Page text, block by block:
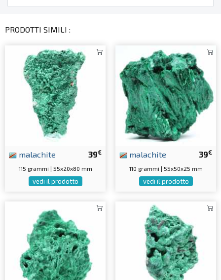
PRODOTTI SIMILI :
39€
malachite
115 grammi | 55x20x80 mm
vedi il prodotto
39€
malachite
110 grammi | 55x50x25 mm
vedi il prodotto